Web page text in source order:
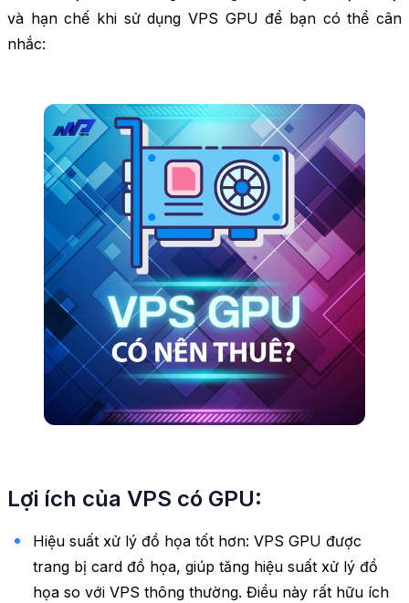
và hạn chế khi sử dụng VPS GPU để bạn có thể cân
nhắc:
Lợi ích của VPS có GPU:
Hiệu suất xử lý đồ họa tốt hơn: VPS GPU được
trang bị card đồ họa, giúp tăng hiệu suất xử lý đồ
họa so với VPS thông thường. Điều này rất hữu ích